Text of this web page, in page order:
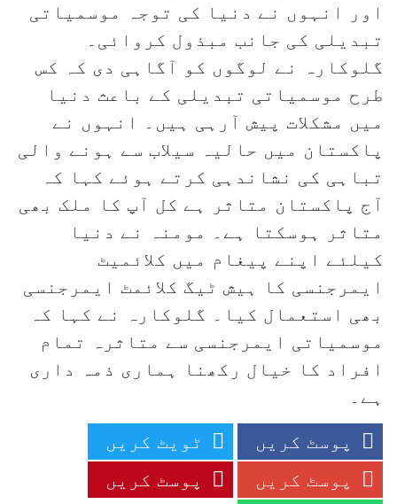
اور انہوں نے دنیا کی توجہ موسمیاتی
تبدیلی کی جانب مبذول کروائی۔
گلوکارہ نے لوگوں کو آگاہی دی کہ کس
طرح موسمیاتی تبدیلی کے باعث دنیا
میں مشکلات پیش آرہی ہیں۔ انہوں نے
پاکستان میں حالیہ سیلاب سے ہونے والی
تباہی کی نشاندہی کرتے ہوئے کہا کہ
آج پاکستان متاثر ہے کل آپ کا ملک بھی
متاثر ہوسکتا ہے۔ مومنہ نے دنیا
کیلئے اپنے پیغام میں کلائمیٹ
ایمرجنسی کا ہیش ٹیگ کلائمٹ ایمرجنسی
بھی استعمال کیا۔ گلوکارہ نے کہا کہ
موسمیاتی ایمرجنسی سے متاثرہ تمام
افراد کا خیال رکھنا ہماری ذمہ داری
ہے۔
پوسٹ کریں
ٹویٹ کریں
پوسٹ کریں
پوسٹ کریں